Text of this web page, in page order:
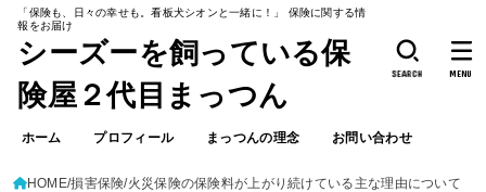
「保険も、日々の幸せも。看板犬シオンと一緒に！」 保険に関する情
報をお届け
シーズーを飼っている保
険屋２代目まっつん
ホーム プロフィール まっつんの理念 お問い合わせ
SEARCH MENU
HOME 損害保険 火災保険の保険料が上がり続けている主な理由について